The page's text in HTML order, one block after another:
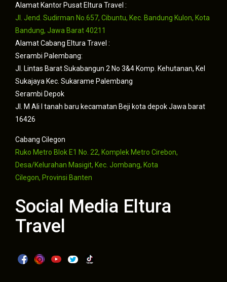
Alamat Kantor Pusat Eltura Travel :
Jl. Jend. Sudirman No.657, Cibuntu, Kec. Bandung Kulon, Kota
Bandung, Jawa Barat 40211
Alamat Cabang Eltura Travel :
Serambi Palembang:
Jl. Lintas Barat Sukabangun 2 No 3&4 Komp. Kehutanan, Kel
Sukajaya Kec. Sukarame Palembang
Serambi Depok
Jl. M Ali I tanah baru kecamatan Beji kota depok Jawa barat
16426
Cabang Cilegon
Ruko Metro Blok E1 No. 22, Komplek Metro Cirebon,
Desa/Kelurahan Masigit, Kec. Jombang, Kota
Cilegon, Provinsi Banten
Social Media Eltura
Travel